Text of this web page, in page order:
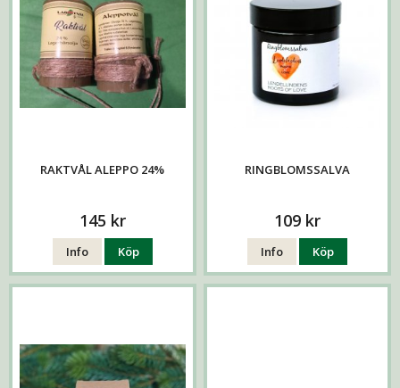
RAKTVÅL ALEPPO 24%
145 kr
Info Köp
RINGBLOMSSALVA
109 kr
Info Köp